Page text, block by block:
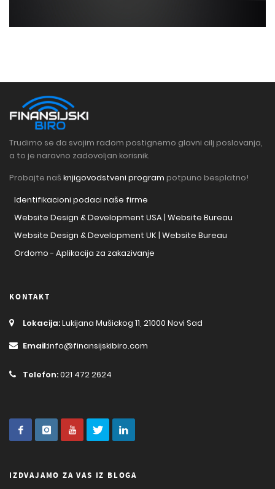
Trudimo se da svojim radom postignemo glavni cilj poslovanja,
a to je naravno zadovoljan korisnik.
Probajte naš knjigovodstveni program potpuno besplatno!
Identifikacioni podaci naše firme
Website Design & Development USA | Website Bureau
Website Design & Development UK | Website Bureau
Ordomo - Aplikacija za zakazivanje
KONTAKT
Lokacija:Lukijana Mušickog 11, 21000 Novi Sad
Email:info@finansijskibiro.com
Telefon:021 472 2624
IZDVAJAMO ZA VAS IZ BLOGA